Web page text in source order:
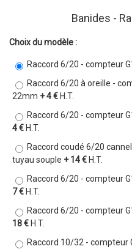
Banides -
Choix du modèle :
Raccord 6/20 - compteur
Raccord 6/20 à oreille -
22mm + 4 € H.T.
Raccord 6/20 - compteur
4 € H.T.
Raccord coudé 6/20
tuyau souple + 14 € H.T.
Raccord 6/20 - compteur
7 € H.T.
Raccord 6/20 - compteur
18 € H.T.
Raccord 10/32 - compteur